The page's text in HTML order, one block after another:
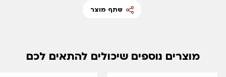
שתף מוצר
מוצרים נוספים שיכולים להתאים לכם